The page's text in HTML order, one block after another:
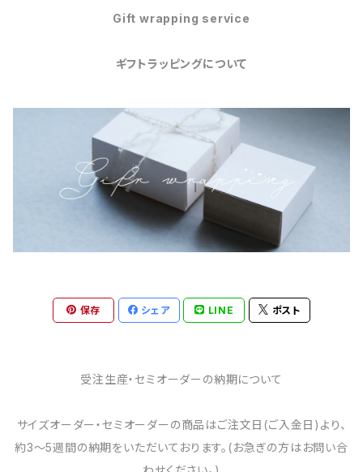
Gift wrapping service
ギフトラッピングについて
保存 シェア LINE ポスト
受注生産・セミオーダーの納期について
サイズオーダー・セミオーダーの商品はご注文日(ご入金日)より、
約3～5週間の納期をいただいております。(お急ぎの方はお問い合